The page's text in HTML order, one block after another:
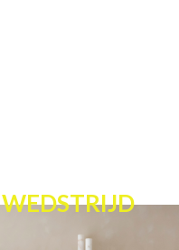
WEDSTRIJD